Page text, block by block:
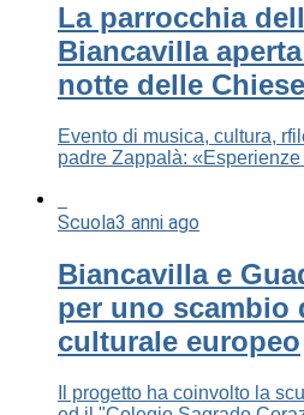
La parrocchia
Biancavilla
notte delle
Evento di musica, cultura,
padre Zappalà:
Scuola3 anni ago
Biancavilla e
per uno scambio
culturale europeo
Il progetto ha coinvolto la